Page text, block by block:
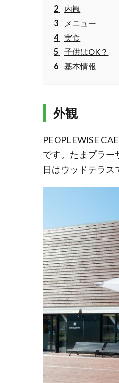
内観
メニュー
実食
子供はOK？
基本情報
外観
PEOPLEWISE
です。たまプラー
日はウッドテラス